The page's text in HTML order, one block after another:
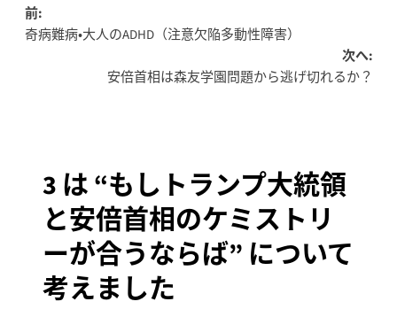
投
ー
シ
ョ
ン
前:
奇病難病・大人のADHD（注意欠陥多動性障害）
次へ:
安倍首相は森友学園問題から逃げ切れるか？
3 は “もしトランプ大統領
と安倍首相のケミストリ
ーが合うならば” について
考えました